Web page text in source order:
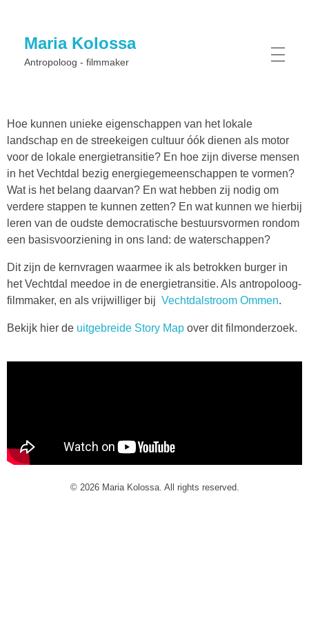
Maria Kolossa
Antropoloog - filmmaker
Hoe kunnen unieke eigenschappen van het lokale
landschap en de streekeigen cultuur óók dienen als motor
voor de lokale energietransitie? En hoe zijn diverse mensen
in het Vechtdal bezig energiegemeenschappen te vormen?
Wat is het belang daarvan? En wat hebben zij nodig om
verdere stappen te kunnen zetten? En wat kunnen we hierbij
leren van de oudste democratische bestuursvormen rondom
een basisvoorziening in ons land: de waterschappen?
Dit zijn de kernvragen waarmee ik als betrokken burger in
het Vechtdal meedoe in de energietransitie. Als antropoloog-
filmmaker, en als vrijwilliger bij Vechtdalstroom Ommen.
Bekijk hier de uitgebreide Story Map over dit filmonderzoek.
© 2026 Maria Kolossa. All rights reserved.